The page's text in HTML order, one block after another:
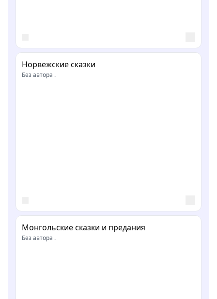
Норвежские сказки
Без автора .
Монгольские сказки и предания
Без автора .